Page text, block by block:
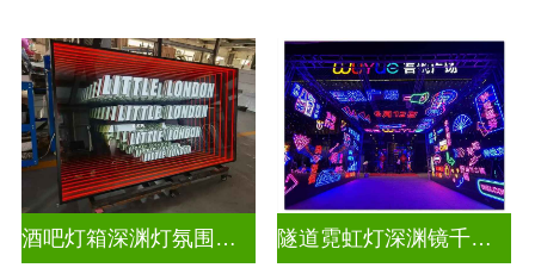
酒吧灯箱深渊灯氛围灯千层镜 隧道霓虹灯深渊镜千层镜